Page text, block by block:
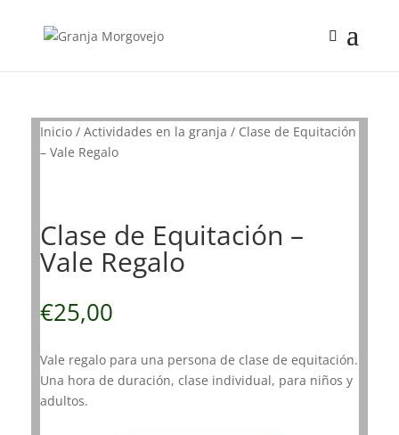
Inicio/ Actividades en la granja / Clase de Equitación
– Vale Regalo
Clase de Equitación –
Vale Regalo
€25,00
Vale regalo para una persona de clase de equitación.
Una hora de duración, clase individual, para niños y
adultos.